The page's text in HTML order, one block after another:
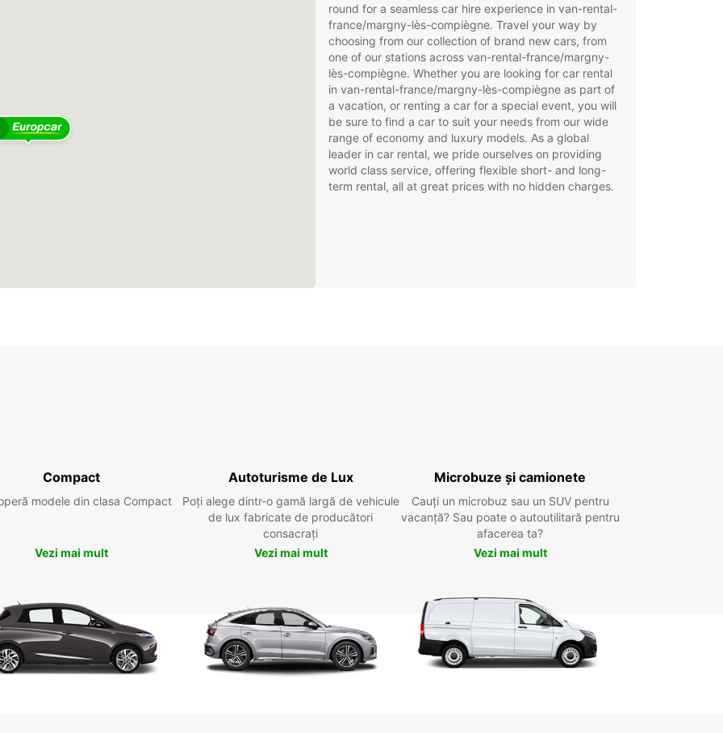
round for a seamless car hire experience in van-rental-
france/margny-lès-compiègne. Travel your way by
choosing from our collection of brand new cars, from
one of our stations across van-rental-france/margny-
lès-compiègne. Whether you are looking for car rental
in van-rental-france/margny-lès-compiègne as part of
a vacation, or renting a car for a special event, you will
be sure to find a car to suit your needs from our wide
range of economy and luxury models. As a global
leader in car rental, we pride ourselves on providing
world class service, offering flexible short- and long-
term rental, all at great prices with no hidden charges.
Compact
modele din clasa Compact
Vezi mai mult
Autoturisme de Lux
Poți alege dintr-o gamă largă de vehicule
de lux fabricate de producători
consacrați
Vezi mai mult
Microbuze și camionete
Cauți un microbuz sau un SUV pentru
vacanță? Sau poate o autoutilitară pentru
afacerea ta?
Vezi mai mult